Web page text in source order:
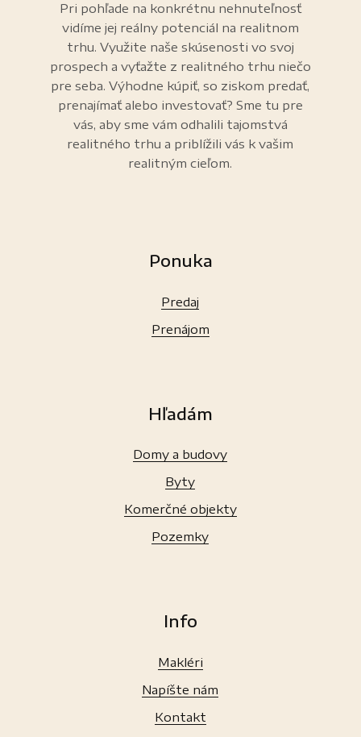
Pri pohľade na konkrétnu nehnuteľnosť
vidíme jej reálny potenciál na realitnom
trhu. Využite naše skúsenosti vo svoj
prospech a vyťažte z realitného trhu niečo
pre seba. Výhodne kúpiť, so ziskom predať,
prenajímať alebo investovať? Sme tu pre
vás, aby sme vám odhalili tajomstvá
realitného trhu a priblížili vás k vašim
realitným cieľom.
Ponuka
Predaj
Prenájom
Hľadám
Domy a budovy
Byty
Komerčné objekty
Pozemky
Info
Makléri
Napíšte nám
Kontakt